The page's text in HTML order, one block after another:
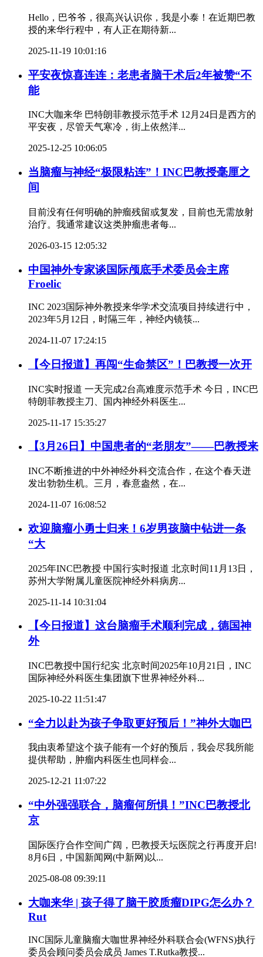
Hello，巴爷爷，很高兴认识你，我是小泰！在近期巴教
授的来华行程中，有人正在期待新...
2025-11-19 10:01:16
平安夜惊喜连连：老患者脑干术后2年被赞“不
能
INC大咖来华 巴特朗菲教授示范手术 12月24日是西方的
平安夜，尽管天气寒冷，街上依然洋...
2025-12-25 10:06:05
当脑瘤与神经“极限粘连”！INC巴教授毫厘之
间
目前没有任何明确的肿瘤残留或复发，目前也无需放射
治疗。我通常建议这类肿瘤患者每...
2026-03-15 12:05:32
中国神外专家谈国际颅底手术委员会主席
Froelic
INC 2023国际神外教授来华学术交流项目持续进行中，
2023年5月12日，时隔三年，神经内镜筷...
2024-11-07 17:24:15
【今日报道】再闯“生命禁区”！巴教授一次开
INC实时报道 一天完成2台高难度示范手术 今日，INC巴
特朗菲教授主刀、国内神经外科医生...
2025-11-17 15:35:27
【3月26日】中国患者的“老朋友”——巴教授来
INC不断推进的中外神经外科交流合作，在这个春天迸
发出勃勃生机。三月，春意盎然，在...
2024-11-07 16:08:52
欢迎脑瘤小勇士归来！6岁男孩脑中钻进一条
“大
2025年INC巴教授 中国行实时报道 北京时间11月13日，
苏州大学附属儿童医院神经外科病房...
2025-11-14 10:31:04
【今日报道】这台脑瘤手术顺利完成，德国神
外
INC巴教授中国行纪实 北京时间2025年10月21日，INC
国际神经外科医生集团旗下世界神经外科...
2025-10-22 11:51:47
“全力以赴为孩子争取更好预后！”神外大咖巴
我由衷希望这个孩子能有一个好的预后，我会尽我所能
提供帮助，肿瘤内科医生也同样会...
2025-12-21 11:07:22
“中外强强联合，脑瘤何所惧！”INC巴教授北
京
国际医疗合作空间广阔，巴教授天坛医院之行再度开启!
8月6日，中国新闻网(中新网)以...
2025-08-08 09:39:11
大咖来华 | 孩子得了脑干胶质瘤DIPG怎么办？
Rut
INC国际儿童脑瘤大咖世界神经外科联合会(WFNS)执行
委员会顾问委员会成员 James T.Rutka教授...